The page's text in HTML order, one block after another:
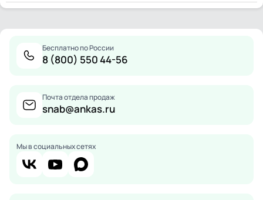
Бесплатно по России
8 (800) 550 44-56
Почта отдела продаж
snab@ankas.ru
Мы в социальных сетях